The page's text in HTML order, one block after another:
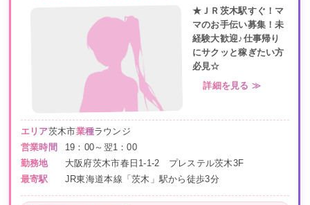
★ＪＲ茨木駅すぐ！マ
マのお手伝い募集！未
経験大歓迎♪仕事帰り
にサクッと稼ぎたい方
必見☆
詳細を見る ≫
エリア茨木市業種ラウンジ
営業時間
19：00～翌1：00
勤務地
大阪府茨木市春日1-1-2 プレステル茨木3F
最寄駅
JR東海道本線「茨木」駅から徒歩3分